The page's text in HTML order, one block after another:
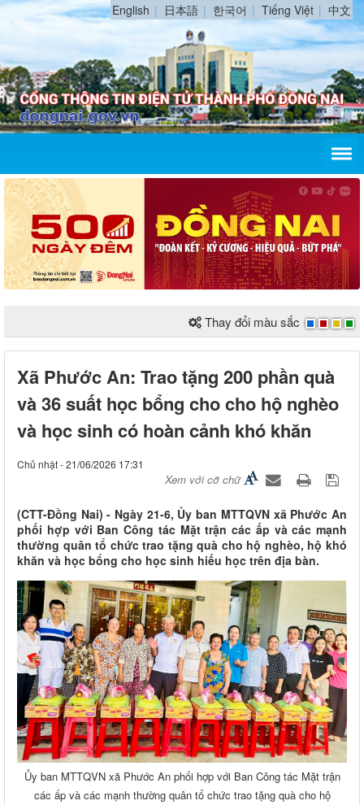
English 日本語 한국어 Tiếng Việt 中文
Thay đổi màu sắc
Xã Phước An: Trao tặng 200 phần quà
và 36 suất học bổng cho cho hộ nghèo
và học sinh có hoàn cảnh khó khăn
Chủ nhật - 21/06/2026 17:31
Xem với cỡ chữ
(CTT-Đồng Nai) - Ngày 21-6, Ủy ban MTTQVN xã Phước An
phối hợp với Ban Công tác Mặt trận các ấp và các mạnh
thường quân tổ chức trao tặng quà cho hộ nghèo, hộ khó
khăn và học bổng cho học sinh hiếu học trên địa bàn.
Ủy ban MTTQVN xã Phước An phối hợp với Ban Công tác Mặt trận
các ấp và các mạnh thường quân tổ chức trao tặng quà cho hộ